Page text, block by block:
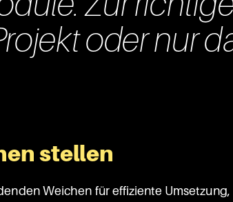
oder nur
stellen
Weichen für effiziente Umsetzung,